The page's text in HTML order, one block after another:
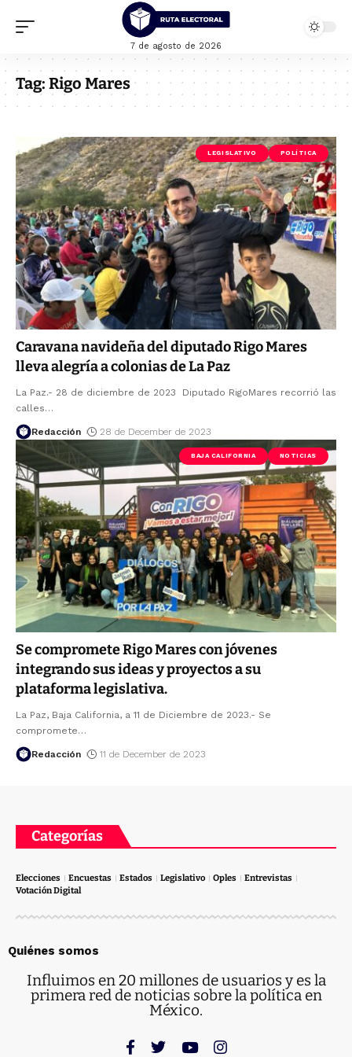
7 de agosto de 2026
Tag: Rigo Mares
LEGISLATIVO POLÍTICA
Caravana navideña del diputado Rigo Mares
lleva alegría a colonias de La Paz
La Paz.- 28 de diciembre de 2023 Diputado RigoMares recorrió las
calles…
Redacción 28 de December de 2023
BAJA CALIFORNIA NOTICIAS
Se compromete Rigo Mares con jóvenes
integrando sus ideas y proyectos a su
plataforma legislativa.
La Paz, Baja California, a 11 de Diciembre de 2023.- Se
compromete…
Redacción 11 de December de 2023
Categorías
Elecciones Encuestas Estados Legislativo Oples
Entrevistas
Votación Digital
Quiénes somos
Influimos en 20 millones de usuarios y es la
primera red de noticias sobre la política en
México.